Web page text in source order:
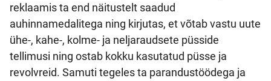
reklaamis ta end näitustelt saadud
auhinnamedalitega ning kirjutas, et võtab vastu uute
ühe-, kahe-, kolme- ja neljaraudsete püsside
tellimusi ning ostab kokku kasutatud püsse ja
revolvreid. Samuti tegeles ta parandustöödega ja